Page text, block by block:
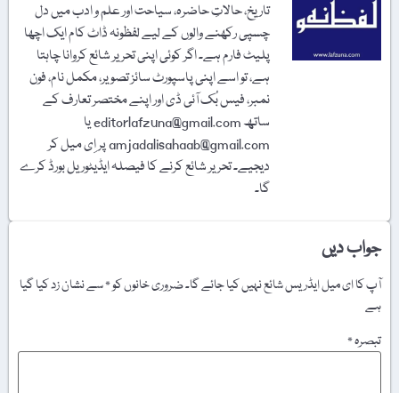
تاریخ، حالاتِ حاضرہ، سیاحت اور علم و ادب میں دل
چسپی رکھنے والوں کے لیے لفظونہ ڈاٹ کام ایک اچھا
پلیٹ فارم ہے۔ اگر کوئی اپنی تحریر شائع کروانا چاہتا
ہے، تو اسے اپنی پاسپورٹ سائز تصویر، مکمل نام، فون
نمبر، فیس بُک آئی ڈی اور اپنے مختصر تعارف کے
ساتھ editorlafzuna@gmail.com یا
amjadalisahaab@gmail.com پر اِی میل کر
دیجیے۔ تحریر شائع کرنے کا فیصلہ ایڈیٹوریل بورڈ کرے
گا۔
جواب دیں
آپ کا ای میل ایڈریس شائع نہیں کیا جائے گا۔ضروری خانوں کو*سے نشان زد کیا گیا
ہے
تبصرہ*